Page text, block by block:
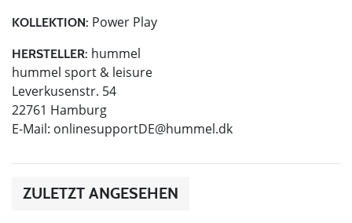
KOLLEKTION: Power Play
HERSTELLER: hummel
hummel sport & leisure
Leverkusenstr. 54
22761 Hamburg
E-Mail: onlinesupportDE@hummel.dk
ZULETZT ANGESEHEN